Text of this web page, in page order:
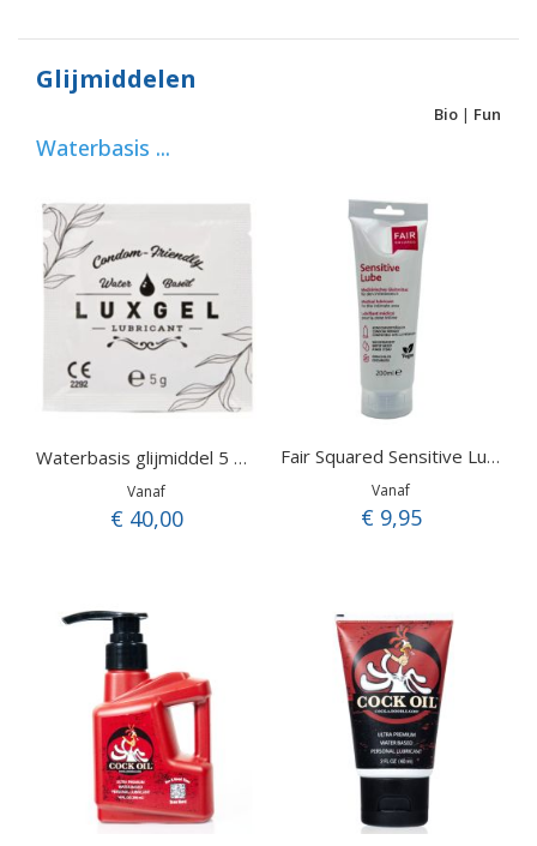
Glijmiddelen
Bio | Fun
Waterbasis ...
Waterbasis glijmiddel 5 gram
Vanaf
€ 40,00
Fair Squared Sensitive Lube
Vanaf
€ 9,95